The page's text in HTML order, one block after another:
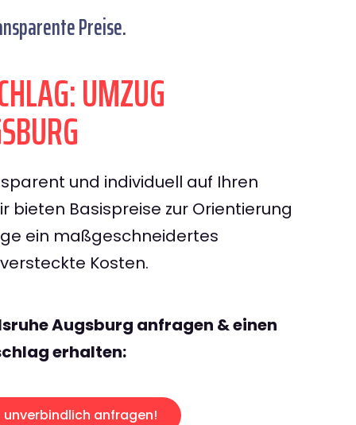
Preise.
UMZUG
und individuell auf Ihren
bieten Basispreise zur Orientierung
ein maßgeschneidertes
Kosten.
Augsburg anfragen & einen
erhalten:
unverbindlich anfragen!